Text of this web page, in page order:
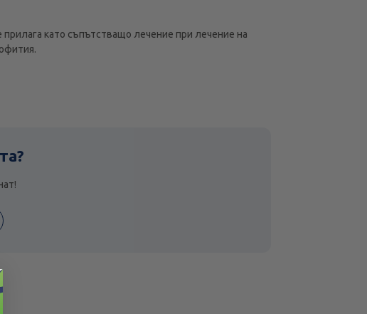
като съпътстващо лечение при лечение на